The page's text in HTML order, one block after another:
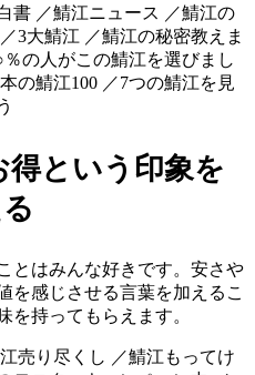
書 ／鯖江ニュース ／鯖江の
3大鯖江 ／鯖江の秘密教えま
の人がこの鯖江を選びまし
の鯖江100 ／7つの鯖江を見
得という印象を
とはみんな好きです。安さや
を感じさせる言葉を加えるこ
を持ってもらえます。
売り尽くし ／鯖江もってけ